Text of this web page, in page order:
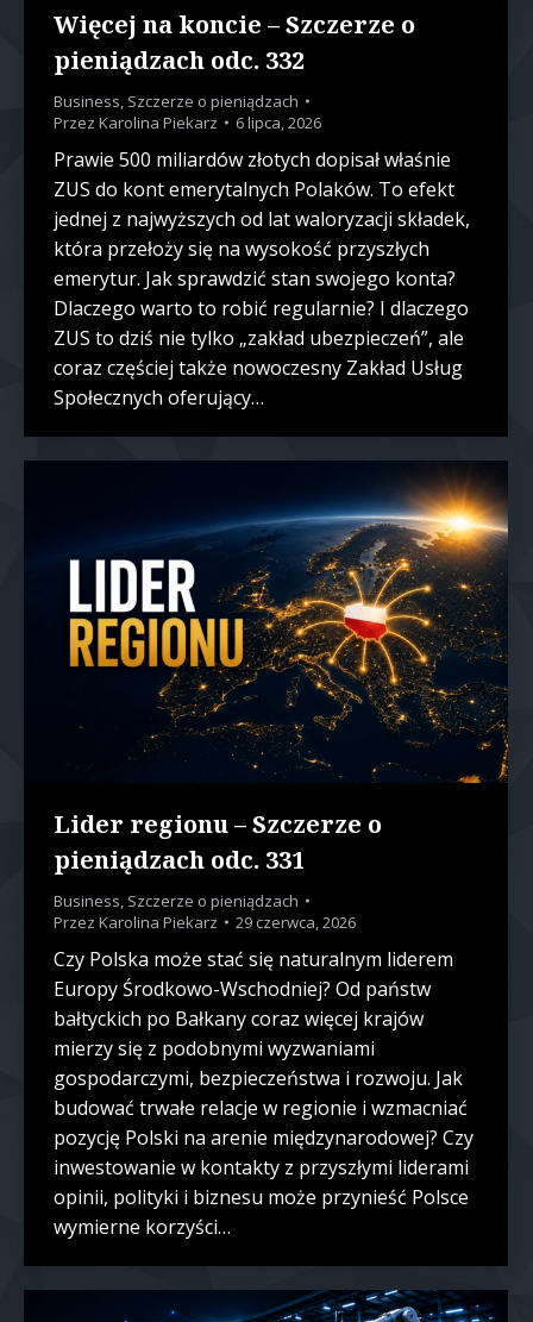
Więcej na koncie – Szczerze o
pieniądzach odc. 332
Business, Szczerze o pieniądzach
Przez Karolina Piekarz 6 lipca, 2026
Prawie 500 miliardów złotych dopisał właśnie
ZUS do kont emerytalnych Polaków. To efekt
jednej z najwyższych od lat waloryzacji składek,
która przełoży się na wysokość przyszłych
emerytur. Jak sprawdzić stan swojego konta?
Dlaczego warto to robić regularnie? I dlaczego
ZUS to dziś nie tylko „zakład ubezpieczeń”, ale
coraz częściej także nowoczesny Zakład Usług
Społecznych oferujący…
Lider regionu – Szczerze o
pieniądzach odc. 331
Business, Szczerze o pieniądzach
Przez Karolina Piekarz 29 czerwca, 2026
Czy Polska może stać się naturalnym liderem
Europy Środkowo-Wschodniej? Od państw
bałtyckich po Bałkany coraz więcej krajów
mierzy się z podobnymi wyzwaniami
gospodarczymi, bezpieczeństwa i rozwoju. Jak
budować trwałe relacje w regionie i wzmacniać
pozycję Polski na arenie międzynarodowej? Czy
inwestowanie w kontakty z przyszłymi liderami
opinii, polityki i biznesu może przynieść Polsce
wymierne korzyści…